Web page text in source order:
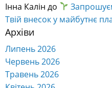
Інна Калін до
Твій внесок у майбутнє
Архіви
Липень 2026
Червень 2026
Травень 2026